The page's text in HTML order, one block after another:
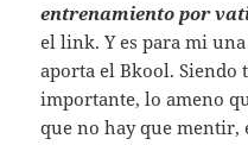
entrenamiento por
el link. Y es para mi
aporta el Bkool. Siendo
importante, lo ameno
que no hay que mentir,